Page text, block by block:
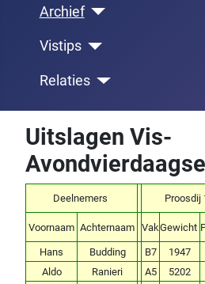
Archief
Vistips
Relaties
Uitslagen Vis-
Deelnemers Proosdij
Voornaam Achternaam VakGewicht
Hans Budding B7 1947
Aldo
Ranieri A5 5202